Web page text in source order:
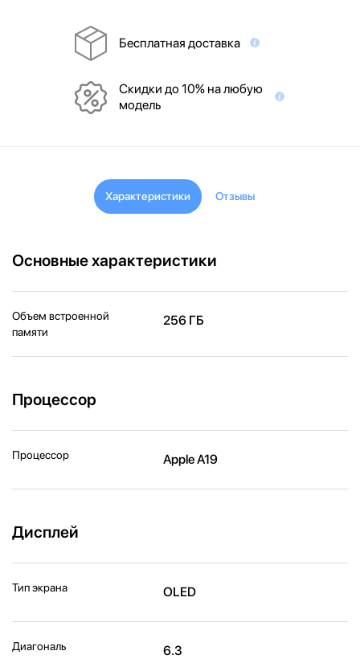
Бесплатная доставка
Скидки до 10% на любую
модель
Характеристики Отзывы
Основные характеристики
Объем встроенной
памяти
256 ГБ
Процессор
Процессор Apple A19
Дисплей
Тип экрана OLED
Диагональ 6.3